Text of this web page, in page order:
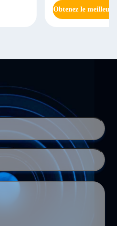
Obtenez le meilleur